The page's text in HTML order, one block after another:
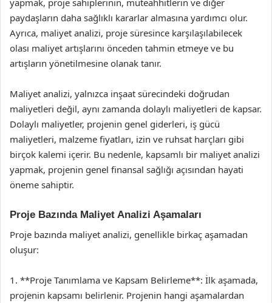
yapmak, proje sahiplerinin, müteahhitlerin ve diğer
paydaşların daha sağlıklı kararlar almasına yardımcı olur.
Ayrıca, maliyet analizi, proje süresince karşılaşılabilecek
olası maliyet artışlarını önceden tahmin etmeye ve bu
artışların yönetilmesine olanak tanır.
Maliyet analizi, yalnızca inşaat sürecindeki doğrudan
maliyetleri değil, aynı zamanda dolaylı maliyetleri de kapsar.
Dolaylı maliyetler, projenin genel giderleri, iş gücü
maliyetleri, malzeme fiyatları, izin ve ruhsat harçları gibi
birçok kalemi içerir. Bu nedenle, kapsamlı bir maliyet analizi
yapmak, projenin genel finansal sağlığı açısından hayati
öneme sahiptir.
Proje Bazında Maliyet Analizi Aşamaları
Proje bazında maliyet analizi, genellikle birkaç aşamadan
oluşur:
1. **Proje Tanımlama ve Kapsam Belirleme**: İlk aşamada,
projenin kapsamı belirlenir. Projenin hangi aşamalardan